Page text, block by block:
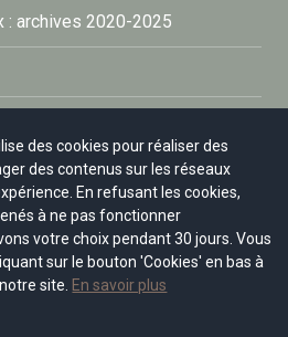
: archives 2020-2025
conforme à 99%
des cookies pour réaliser des
des contenus sur les réseaux
En refusant les cookies,
à ne pas fonctionner
votre choix pendant 30 jours. Vous
sur le bouton 'Cookies' en bas à
site. En savoir plus